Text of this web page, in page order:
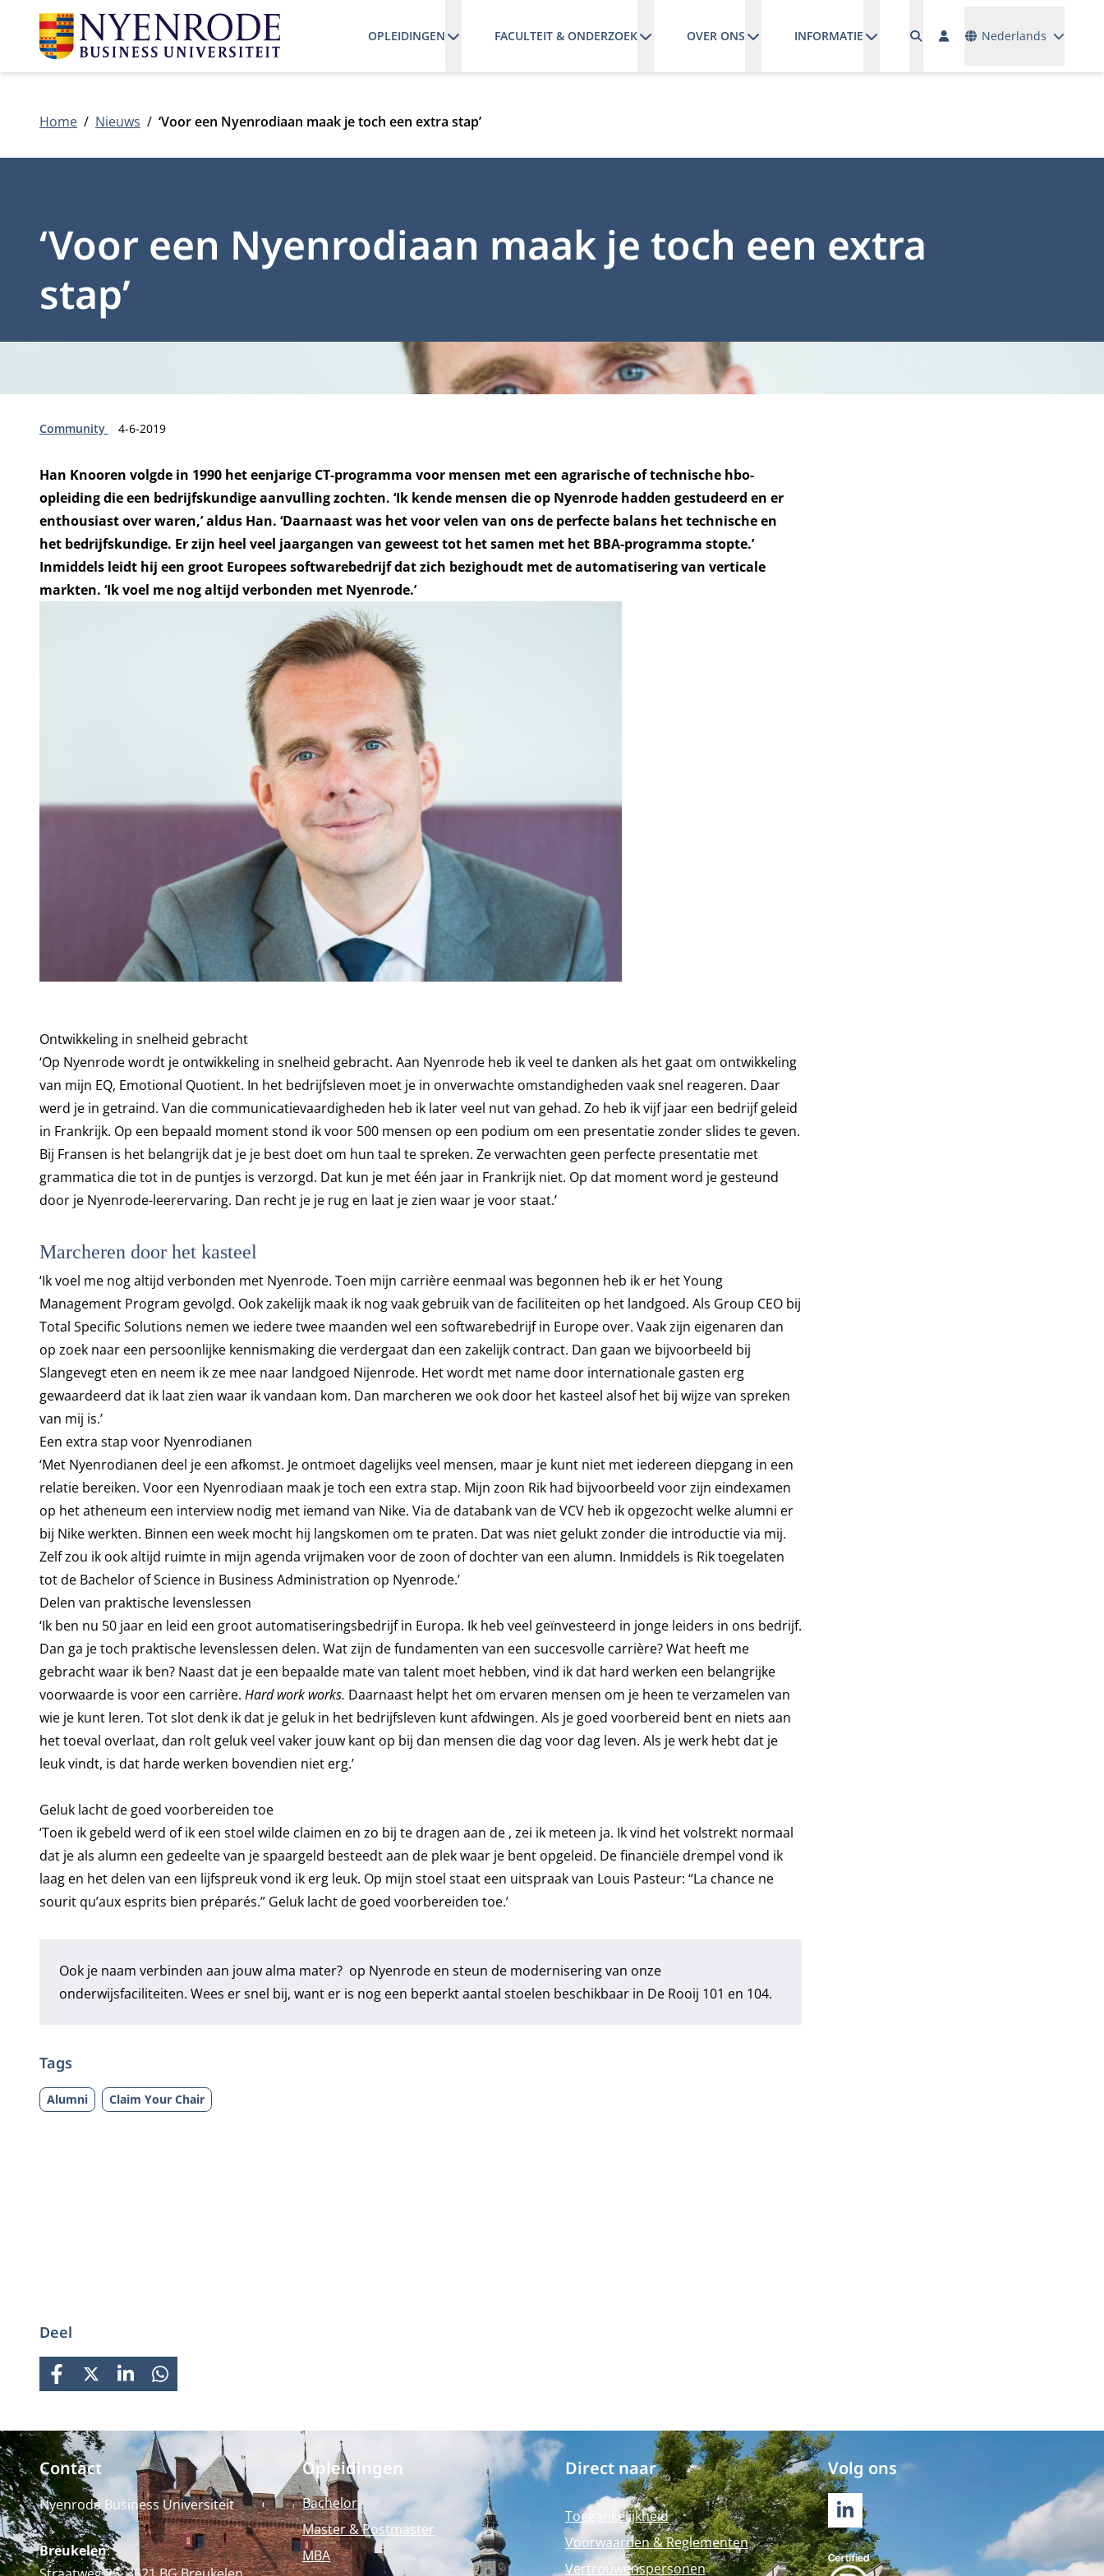
OPLEIDINGEN FACULTEIT & ONDERZOEK OVER ONS INFORMATIE Nederlands
Home Nieuws ‘Voor een Nyenrodiaan maak je toch een extra stap’
‘Voor een Nyenrodiaan maak je toch een extra
stap’
Type:
Community Publicatiedatum:
4-6-2019
Han Knooren volgde in 1990 het eenjarige CT-programma voor mensen met een agrarische of technische hbo-
opleiding die een bedrijfskundige aanvulling zochten. ‘Ik kende mensen die op Nyenrode hadden gestudeerd en er
enthousiast over waren,’ aldus Han. ‘Daarnaast was het voor velen van ons de perfecte balans het technische en
het bedrijfskundige. Er zijn heel veel jaargangen van geweest tot het samen met het BBA-programma stopte.’
Inmiddels leidt hij een groot Europees softwarebedrijf dat zich bezighoudt met de automatisering van verticale
markten. ‘Ik voel me nog altijd verbonden met Nyenrode.’
Ontwikkeling in snelheid gebracht
‘Op Nyenrode wordt je ontwikkeling in snelheid gebracht. Aan Nyenrode heb ik veel te danken als het gaat om ontwikkeling
van mijn EQ, Emotional Quotient. In het bedrijfsleven moet je in onverwachte omstandigheden vaak snel reageren. Daar
werd je in getraind. Van die communicatievaardigheden heb ik later veel nut van gehad. Zo heb ik vijf jaar een bedrijf geleid
in Frankrijk. Op een bepaald moment stond ik voor 500 mensen op een podium om een presentatie zonder slides te geven.
Bij Fransen is het belangrijk dat je je best doet om hun taal te spreken. Ze verwachten geen perfecte presentatie met
grammatica die tot in de puntjes is verzorgd. Dat kun je met één jaar in Frankrijk niet. Op dat moment word je gesteund
door je Nyenrode-leerervaring. Dan recht je je rug en laat je zien waar je voor staat.’
Marcheren door het kasteel
‘Ik voel me nog altijd verbonden met Nyenrode. Toen mijn carrière eenmaal was begonnen heb ik er het Young
Management Program gevolgd. Ook zakelijk maak ik nog vaak gebruik van de faciliteiten op het landgoed. Als Group CEO bij
Total Specific Solutions nemen we iedere twee maanden wel een softwarebedrijf in Europe over. Vaak zijn eigenaren dan
op zoek naar een persoonlijke kennismaking die verdergaat dan een zakelijk contract. Dan gaan we bijvoorbeeld bij
Slangevegt eten en neem ik ze mee naar landgoed Nijenrode. Het wordt met name door internationale gasten erg
gewaardeerd dat ik laat zien waar ik vandaan kom. Dan marcheren we ook door het kasteel alsof het bij wijze van spreken
van mij is.’
Een extra stap voor Nyenrodianen
‘Met Nyenrodianen deel je een afkomst. Je ontmoet dagelijks veel mensen, maar je kunt niet met iedereen diepgang in een
relatie bereiken. Voor een Nyenrodiaan maak je toch een extra stap. Mijn zoon Rik had bijvoorbeeld voor zijn eindexamen
op het atheneum een interview nodig met iemand van Nike. Via de databank van de VCV heb ik opgezocht welke alumni er
bij Nike werkten. Binnen een week mocht hij langskomen om te praten. Dat was niet gelukt zonder die introductie via mij.
Zelf zou ik ook altijd ruimte in mijn agenda vrijmaken voor de zoon of dochter van een alumn. Inmiddels is Rik toegelaten
tot de Bachelor of Science in Business Administration op Nyenrode.’
Delen van praktische levenslessen
‘Ik ben nu 50 jaar en leid een groot automatiseringsbedrijf in Europa. Ik heb veel geïnvesteerd in jonge leiders in ons bedrijf.
Dan ga je toch praktische levenslessen delen. Wat zijn de fundamenten van een succesvolle carrière? Wat heeft me
gebracht waar ik ben? Naast dat je een bepaalde mate van talent moet hebben, vind ik dat hard werken een belangrijke
voorwaarde is voor een carrière. Hard work works. Daarnaast helpt het om ervaren mensen om je heen te verzamelen van
wie je kunt leren. Tot slot denk ik dat je geluk in het bedrijfsleven kunt afdwingen. Als je goed voorbereid bent en niets aan
het toeval overlaat, dan rolt geluk veel vaker jouw kant op bij dan mensen die dag voor dag leven. Als je werk hebt dat je
leuk vindt, is dat harde werken bovendien niet erg.’
Geluk lacht de goed voorbereiden toe
‘Toen ik gebeld werd of ik een stoel wilde claimen en zo bij te dragen aan de , zei ik meteen ja. Ik vind het volstrekt normaal
dat je als alumn een gedeelte van je spaargeld besteedt aan de plek waar je bent opgeleid. De financiële drempel vond ik
laag en het delen van een lijfspreuk vond ik erg leuk. Op mijn stoel staat een uitspraak van Louis Pasteur: “La chance ne
sourit qu’aux esprits bien préparés.” Geluk lacht de goed voorbereiden toe.’
Ook je naam verbinden aan jouw alma mater? op Nyenrode en steun de modernisering van onze
onderwijsfaciliteiten. Wees er snel bij, want er is nog een beperkt aantal stoelen beschikbaar in De Rooij 101 en 104.
Tags
Alumni Claim Your Chair
Deel
FACEBOOK
X LINKEDINWHATSAPP
Contact
Nyenrode Business Universiteit
Breukelen:
Opleidingen
Bachelor
Master & Postmaster
MBA
Direct naar
Toegankelijkheid
Voorwaarden & Reglementen
Vertrouwenspersonen
Volg ons
LINKEDIN